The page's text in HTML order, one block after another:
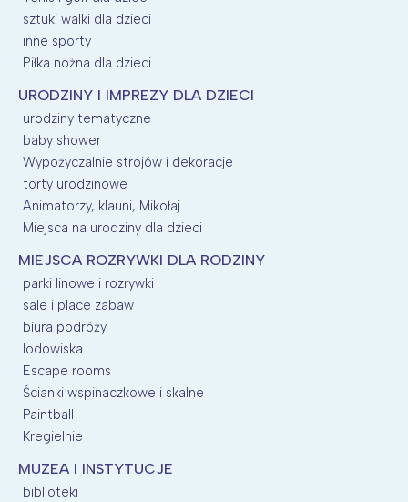
sztuki walki dla dzieci
inne sporty
Piłka nożna dla dzieci
URODZINY I IMPREZY DLA DZIECI
urodziny tematyczne
baby shower
Wypożyczalnie strojów i dekoracje
torty urodzinowe
Animatorzy, klauni, Mikołaj
Miejsca na urodziny dla dzieci
MIEJSCA ROZRYWKI DLA RODZINY
parki linowe i rozrywki
sale i place zabaw
biura podróży
lodowiska
Escape rooms
Ścianki wspinaczkowe i skalne
Paintball
Kregielnie
MUZEA I INSTYTUCJE
biblioteki